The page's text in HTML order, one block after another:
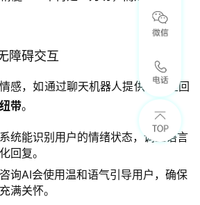
障碍交互
感，如通过聊天机器人提供安慰性回
带。
统能识别用户的情绪状态，调整语言
回复。
询AI会使用温和语气引导用户，确保
满关怀。